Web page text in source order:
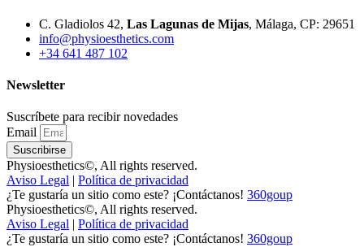
C. Gladiolos 42, Las Lagunas de Mijas, Málaga, CP: 29651
info@physioesthetics.com
+34 641 487 102
Newsletter
Suscríbete para recibir novedades
Email
Suscribirse
Physioesthetics©, All rights reserved.
Aviso Legal | Política de privacidad
¿Te gustaría un sitio como este? ¡Contáctanos! 360goup
Physioesthetics©, All rights reserved.
Aviso Legal | Política de privacidad
¿Te gustaría un sitio como este? ¡Contáctanos! 360goup